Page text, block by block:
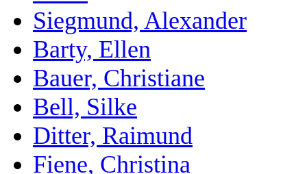
Siegmund, Alexander
Barty, Ellen
Bauer, Christiane
Bell, Silke
Ditter, Raimund
Fiene, Christina